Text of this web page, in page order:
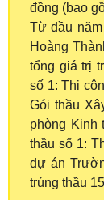
đồng (bao
Từ đầu
Hoàng
tổng giá trị
số 1: Thi
Gói thầu
phòng Kinh
thầu số 1:
dự án
trúng thầu